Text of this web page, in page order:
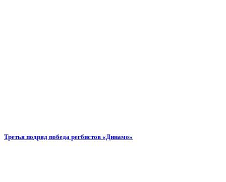
Третья подряд победа регбистов «Динамо»